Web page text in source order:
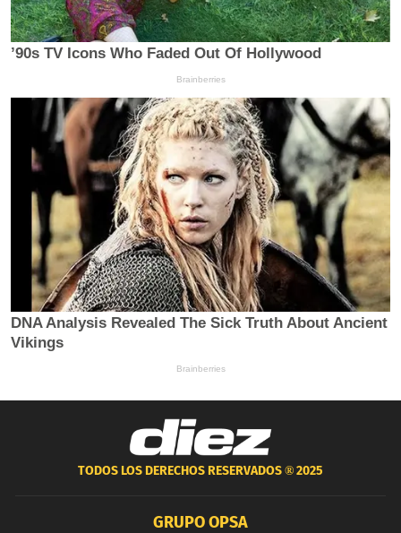
TODOS LOS DERECHOS RESERVADOS ®2025
GRUPO OPSA